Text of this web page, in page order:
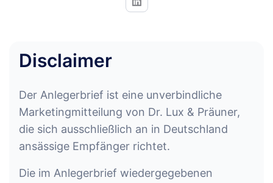
Disclaimer
Der Anlegerbrief ist eine unverbindliche
Marketingmitteilung von Dr. Lux & Präuner,
die sich ausschließlich an in Deutschland
ansässige Empfänger richtet.
Die im Anlegerbrief wiedergegebenen